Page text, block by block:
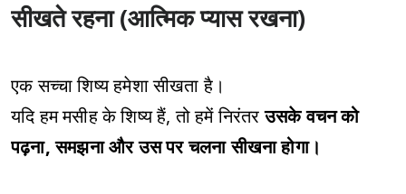
सीखते रहना (आत्मिक प्यास रखना)
एक सच्चा शिष्य हमेशा सीखता है।
यदि हम मसीह के शिष्य हैं, तो हमें निरंतरउसके वचन को
पढ़ना, समझना और उस पर चलना सीखना होगा।